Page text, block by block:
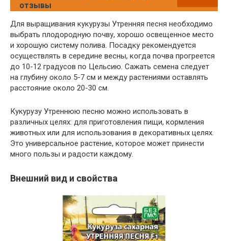
отзывы
Для выращивания кукурузы Утренняя песня необходимо
выбрать плодородную почву, хорошо освещенное место
и хорошую систему полива. Посадку рекомендуется
осуществлять в середине весны, когда почва прогреется
до 10-12 градусов по Цельсию. Сажать семена следует
на глубину около 5-7 см и между растениями оставлять
расстояние около 20-30 см.
Кукурузу Утреннюю песню можно использовать в
различных целях: для приготовления пищи, кормления
животных или для использования в декоративных целях.
Это универсальное растение, которое может принести
много пользы и радости каждому.
Внешний вид и свойства